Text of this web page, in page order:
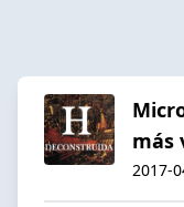
más
2017-